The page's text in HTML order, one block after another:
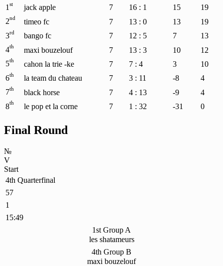
1 st jack apple 7 16 : 1 15
19
2nd timeo fc 7 13 : 0 13
19
3rd bango fc 7 12 : 5 7
13
4th maxi bouzelouf 7 13 : 3 10
12
5th cahon la trie -ke 7 7 : 4 3
10
6th la team du chateau 7 3 : 11 -8
4
7th black horse 7 4 : 13 -9
4
8th le pop et la corne 7 1 : 32 -31 0
Final Round
№
V
Start
4th Quarterfinal
57
1
15:49
1st Group A
les shatameurs
4th Group B
maxi bouzelouf